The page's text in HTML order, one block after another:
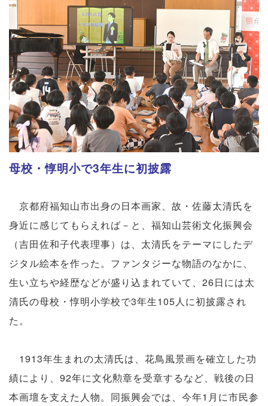
母校・惇明小で3年生に初披露
京都府福知山市出身の日本画家、故・佐藤太清氏を
身近に感じてもらえれば－と、福知山芸術文化振興会
（吉田佐和子代表理事）は、太清氏をテーマにしたデ
ジタル絵本を作った。ファンタジーな物語のなかに、
生い立ちや経歴などが盛り込まれていて、26日には太
清氏の母校・惇明小学校で3年生105人に初披露され
た。
1913年生まれの太清氏は、花鳥風景画を確立した功
績により、92年に文化勲章を受章するなど、戦後の日
本画壇を支えた人物。同振興会では、今年1月に市民参